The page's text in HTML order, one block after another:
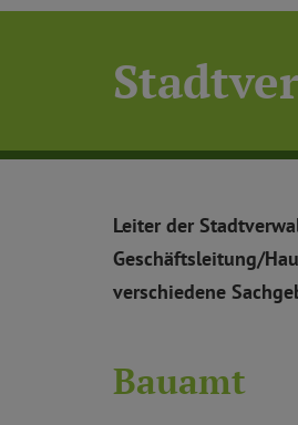
Leiter der
Geschäftsleitung/
verschiedene
Bauamt